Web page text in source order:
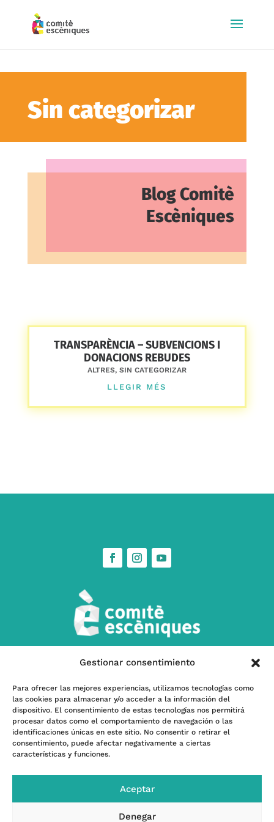
Gestionar consentimiento
Para ofrecer las mejores experiencias, utilizamos tecnologías como
las cookies para almacenar y/o acceder a la información del
dispositivo. El consentimiento de estas tecnologías nos permitirá
procesar datos como el comportamiento de navegación o las
identificaciones únicas en este sitio. No consentir o retirar el
consentimiento, puede afectar negativamente a ciertas
características y funciones.
Aceptar
Denegar
Sin categorizar
Blog Comitè
Escèniques
TRANSPARÈNCIA – SUBVENCIONS I
DONACIONS REBUDES
ALTRES, SIN CATEGORIZAR
LLEGIR MÉS
w Contacta’ns
l Subscriu-te a nostra Newsletter
Programa kit Digital – Financiado por la Unión
Europea -Next GenerationEU- |Financiado por el
INAEM, Ministerio de Cultura y Deporte